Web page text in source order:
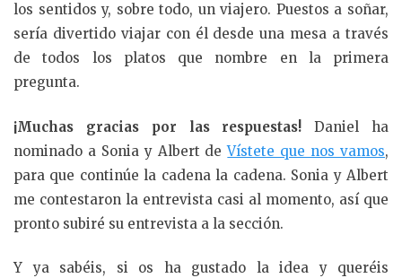
los sentidos y, sobre todo, un viajero. Puestos a soñar,
sería divertido viajar con él desde una mesa a través
de todos los platos que nombre en la primera
pregunta.
¡Muchas gracias por las respuestas! Daniel ha
nominado a Sonia y Albert deVístete que nos vamos,
para que continúe la cadena la cadena. Sonia y Albert
me contestaron la entrevista casi al momento, así que
pronto subiré su entrevista a la sección.
Y ya sabéis, si os ha gustado la idea y queréis